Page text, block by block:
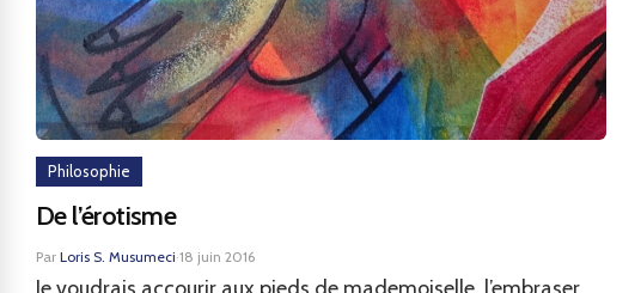
Philosophie
De l’érotisme
Par Loris S. Musumeci·18 juin 2016